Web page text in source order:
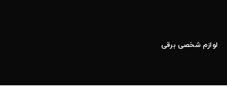
لوازم شخصی برقی